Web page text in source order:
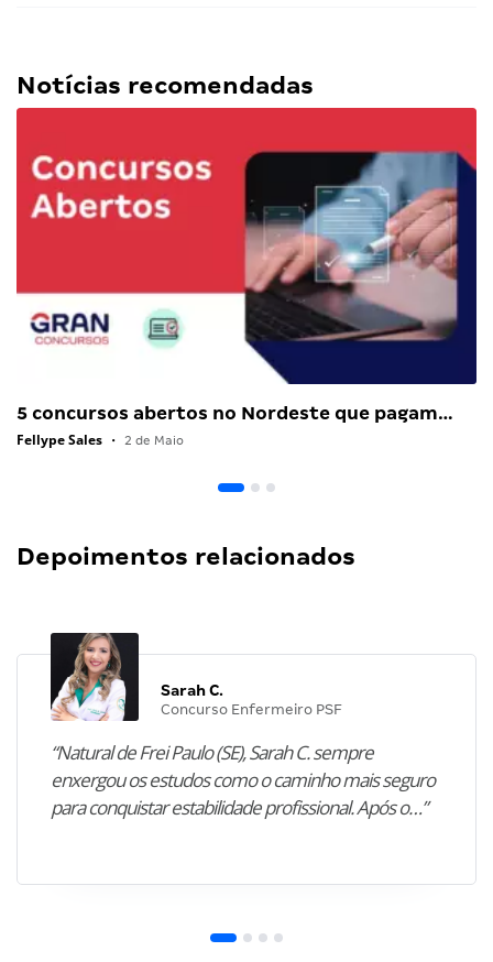
Notícias recomendadas
5 concursos abertos no Nordeste que pagam…
Fellype Sales • 2 de Maio
Depoimentos relacionados
Sarah C.
Concurso Enfermeiro PSF
“Natural de Frei Paulo (SE), Sarah C. sempre
enxergou os estudos como o caminho mais seguro
para conquistar estabilidade profissional. Após o…”